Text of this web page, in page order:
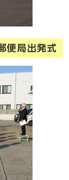
便局出発式